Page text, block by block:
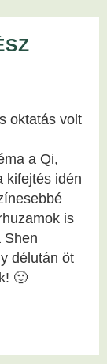
oktatás volt
a Qi,
kifejtés idén
is
Shen
délután öt
🙂